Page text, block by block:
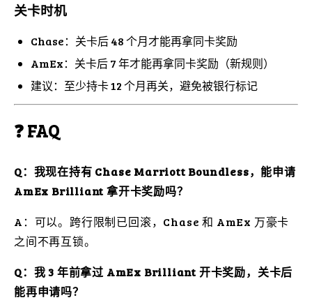
关卡时机
Chase：关卡后 48 个月才能再拿同卡奖励
AmEx：关卡后 7 年才能再拿同卡奖励（新规则）
建议：至少持卡 12 个月再关，避免被银行标记
❓ FAQ
Q：我现在持有 Chase Marriott Boundless，能申请
AmEx Brilliant 拿开卡奖励吗？
A：可以。跨行限制已回滚，Chase 和 AmEx 万豪卡
之间不再互锁。
Q：我 3 年前拿过 AmEx Brilliant 开卡奖励，关卡后
能再申请吗？